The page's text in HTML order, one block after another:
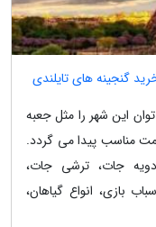
خرید گنجینه های تایلندی
این شهر را مثل جعبه
مناسب پیدا می گردد.
جات، ترشی جات،
بازی، انواع گیاهان،